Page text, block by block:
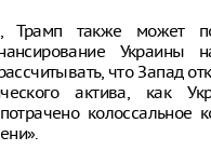
Трамп также может
Украины
что Запад
актива, как
колоссальное